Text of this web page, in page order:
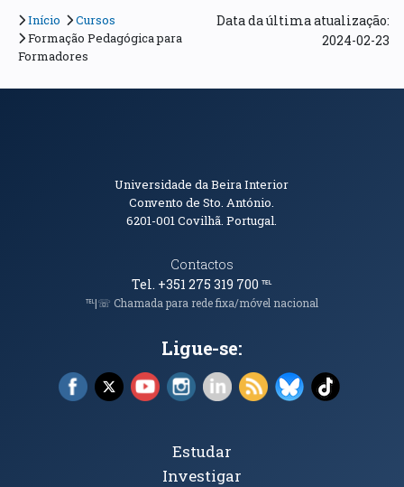
Início
Cursos
Formação Pedagógica para
Formadores
Data da última atualização:
2024-02-23
Informações de Contacto
Universidade da Beira Interior
Convento de Sto. António.
6201-001Covilhã. Portugal.
Contactos
Tel. +351 275 319 700℡
℡|☏ Chamada para rede fixa/móvel nacional
Ligue-se:
Facebook (abre em nova janela)
X (abre em nova janela)
YouTube (abre em nova janela)
Instagram (abre em nova janela)
LinkedIn (abre em nova
RSS (abre em nova
Bluesky (abre
TikTok
Tópicos Principais
Estudar
Investigar